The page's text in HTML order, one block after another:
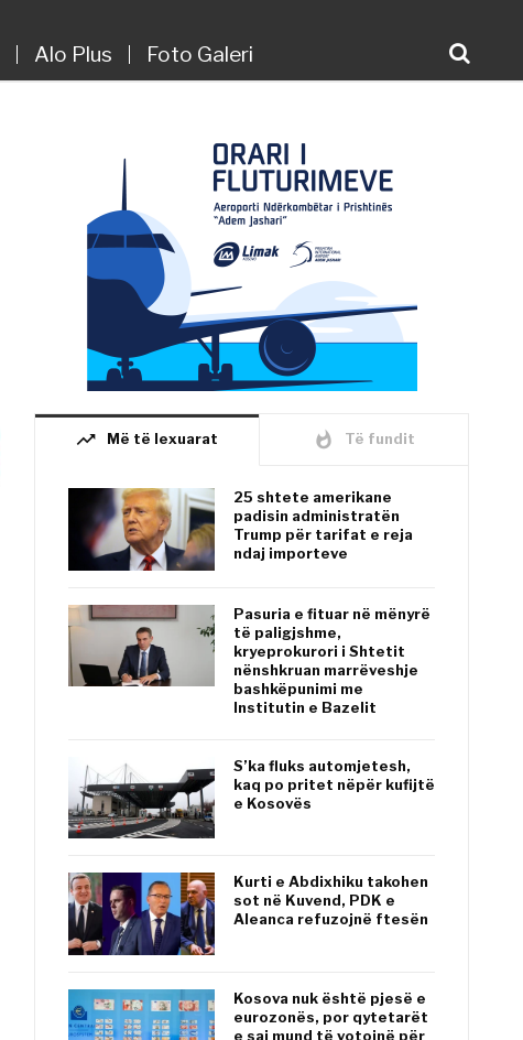
Alo Plus Foto Galeri
trending_up Më të lexuarat whatshot Të fundit
25 shtete amerikane
padisin administratën
Trump për tarifat e reja
ndaj importeve
Pasuria e fituar në mënyrë
të paligjshme,
kryeprokurori i Shtetit
nënshkruan marrëveshje
bashkëpunimi me
Institutin e Bazelit
S’ka fluks automjetesh,
kaq po pritet nëpër kufijtë
e Kosovës
Kurti e Abdixhiku takohen
sot në Kuvend, PDK e
Aleanca refuzojnë ftesën
Kosova nuk është pjesë e
eurozonës, por qytetarët
e saj mund të votojnë për